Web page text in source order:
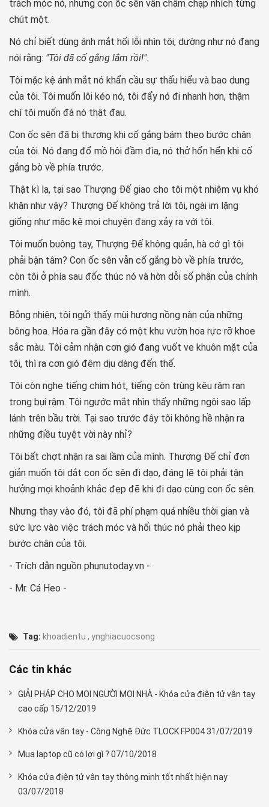
trách móc nó, nhưng con ốc sên vẫn chậm chạp nhích từng
chút một.
Nó chỉ biết dùng ánh mắt hối lỗi nhìn tôi, dường như nó đang
nói rằng: "Tôi đã cố gắng lắm rồi!".
Tôi mặc kệ ánh mắt nó khẩn cầu sự thấu hiểu và bao dung
của tôi. Tôi muốn lôi kéo nó, tôi đẩy nó đi nhanh hơn, thậm
chí tôi muốn đá nó thật đau.
Con ốc sên đã bị thương khi cố gắng bám theo bước chân
của tôi. Nó đang đổ mồ hôi đầm đìa, nó thở hổn hển khi cố
gắng bò về phía trước.
Thật kì lạ, tại sao Thượng Đế giao cho tôi một nhiệm vụ khó
khăn như vậy? Thượng Đế không trả lời tôi, ngài im lặng
giống như mặc kệ mọi chuyện đang xảy ra với tôi.
Tôi muốn buông tay, Thượng Đế không quản, hà cớ gì tôi
phải bận tâm? Con ốc sên vẫn cố gắng bò về phía trước,
còn tôi ở phía sau đốc thúc nó và hờn dỗi số phận của chính
mình.
Bỗng nhiên, tôi ngửi thấy mùi hương nồng nàn của những
bông hoa. Hóa ra gần đây có một khu vườn hoa rực rỡ khoe
sắc màu. Tôi cảm nhận cơn gió đang vuốt ve khuôn mặt của
tôi, thì ra cơn gió đêm dịu dàng đến thế.
Tôi còn nghe tiếng chim hót, tiếng côn trùng kêu râm ran
trong bụi rậm. Tôi ngước mắt nhìn thấy những ngôi sao lấp
lánh trên bầu trời. Tại sao trước đây tôi không hề nhận ra
những điều tuyệt vời này nhỉ?
Tôi bất chợt nhận ra sai lầm của mình. Thượng Đế chỉ đơn
giản muốn tôi dắt con ốc sên đi dạo, đáng lẽ tôi phải tận
hưởng mọi khoảnh khắc đẹp đẽ khi đi dạo cùng con ốc sên.
Nhưng thay vào đó, tôi đã phí phạm quá nhiều thời gian và
sức lực vào việc trách móc và hối thúc nó phải theo kịp
bước chân của tôi.
- Trích dẫn nguồn phunutoday.vn -
- Mr. Cá Heo -
Tag: khoadientu , ynghiacuocsong
Các tin khác
GIẢI PHÁP CHO MỌI NGƯỜI MỌI NHÀ - Khóa cửa điện tử vân tay
cao cấp 15/12/2019
Khóa cửa vân tay - Công Nghệ Đức TLOCK FP004 31/07/2019
Mua laptop cũ có lợi gì ? 07/10/2018
Khóa cửa điện tử vân tay thông minh tốt nhất hiện nay
03/07/2018